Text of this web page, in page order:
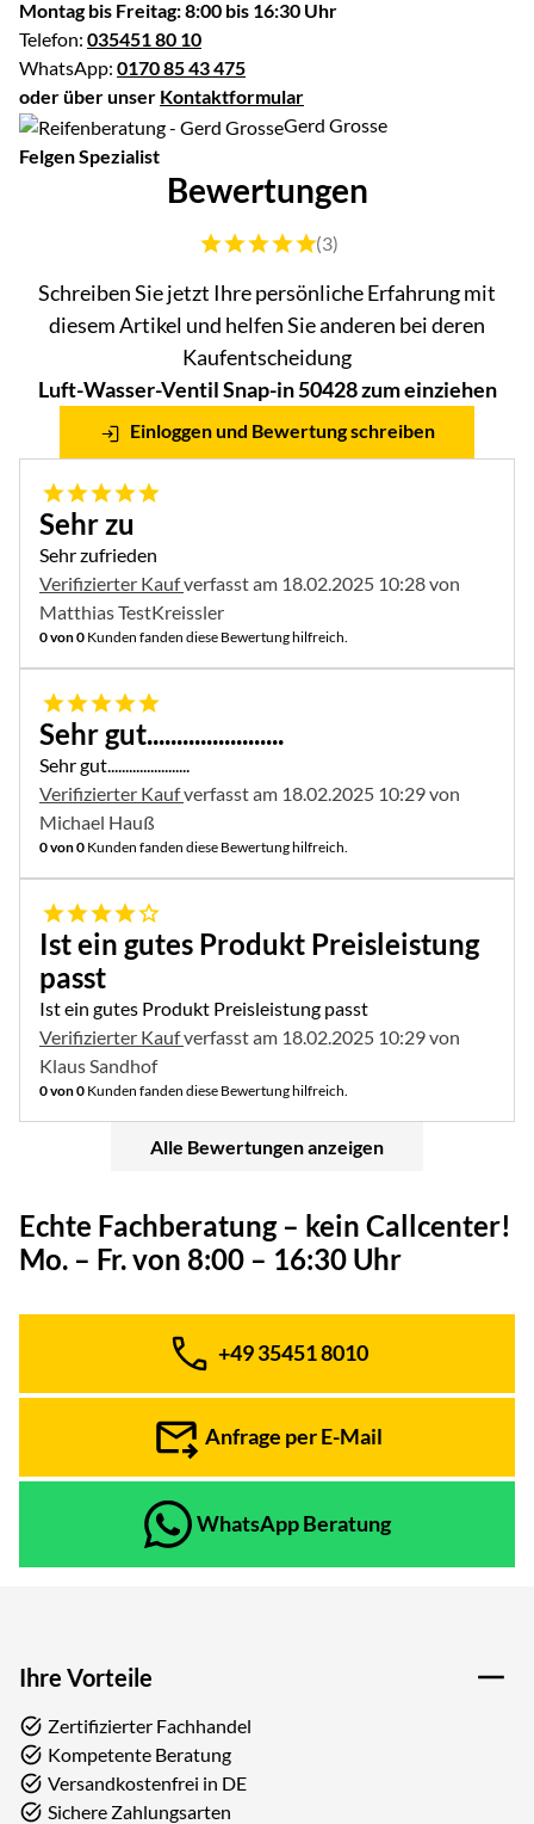
Montag bis Freitag: 8:00 bis 16:30 Uhr
Telefon: 035451 80 10
WhatsApp: 0170 85 43 475
oder über unser Kontaktformular
Gerd Grosse
Felgen Spezialist
Bewertungen
Bewertung: 5 von 5 (3 Bewertungen)
(3)
Schreiben Sie jetzt Ihre persönliche Erfahrung mit
diesem Artikel und helfen Sie anderen bei deren
Kaufentscheidung
Luft-Wasser-Ventil Snap-in 50428 zum einziehen
Einloggen und Bewertung schreiben
5 von 5
Sehr zu
Sehr zufrieden
Verifizierter Kaufverfasst am 18.02.2025 10:28 von
Matthias TestKreissler
0 von 0 Kunden fanden diese Bewertung hilfreich.
5 von 5
Sehr gut.......................
Sehr gut.......................
Verifizierter Kaufverfasst am 18.02.2025 10:29 von
Michael Hauß
0 von 0 Kunden fanden diese Bewertung hilfreich.
4 von 5
Ist ein gutes Produkt Preisleistung
passt
Ist ein gutes Produkt Preisleistung passt
Verifizierter Kaufverfasst am 18.02.2025 10:29 von
Klaus Sandhof
0 von 0 Kunden fanden diese Bewertung hilfreich.
Alle Bewertungen anzeigen
Echte Fachberatung – kein Callcenter!
Mo. – Fr. von 8:00 – 16:30 Uhr
Telefon:
+49 35451 8010
Anfrage per E-Mail
WhatsApp Beratung
Ihre Vorteile
Zertifizierter Fachhandel
Kompetente Beratung
Versandkostenfrei in DE
Sichere Zahlungsarten